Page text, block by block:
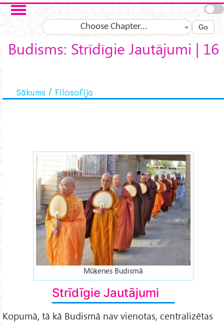
Skip to main content
Choose Chapter... Go
Budisms: Strīdīgie Jautājumi | 16
Sākums Filosofija
buddhist-nuns-female.jpg
Mūķenes Budismā
Strīdīgie Jautājumi
Kopumā, tā kā Budismā nav vienotas, centralizētas